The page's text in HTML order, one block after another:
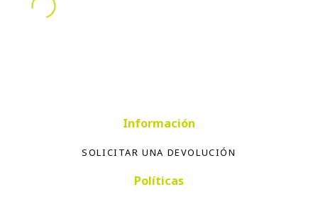
Información
SOLICITAR UNA DEVOLUCIÓN
Políticas